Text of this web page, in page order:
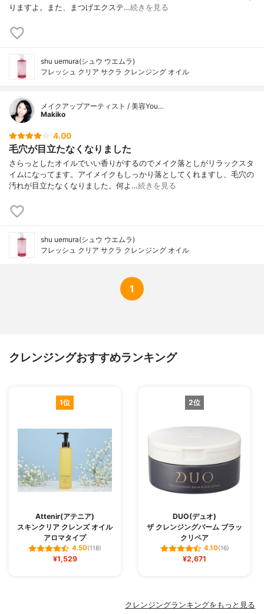
りますよ。また、まつげエクステ…続きを見る
shu uemura(シュウ ウエムラ)
フレッシュ クリア サクラ クレンジング オイル
メイクアップアーティスト / 美容You…
Makiko
4.00
毛穴が目立たなくなりました
さらっとしたオイルでいい香りがするのでメイク落としがリラックスタ
イムになってます。アイメイクもしっかり落としてくれますし、毛穴の
汚れが目立たなくなりました。何よ…続きを見る
shu uemura(シュウ ウエムラ)
フレッシュ クリア サクラ クレンジング オイル
1
クレンジングおすすめランキング
1位
Attenir(アテニア)
スキンクリア クレンズ オイル
アロマタイプ
4.50(118)
¥1,529
2位
DUO(デュオ)
ザ クレンジングバーム ブラッ
クリペア
4.10(16)
¥2,671
クレンジングランキングをもっと見る